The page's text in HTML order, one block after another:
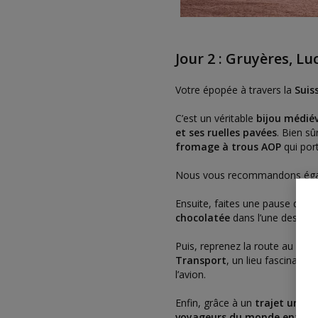
Jour 2 : Gruyères,
Votre épopée à travers la
C’est un véritable bijou
et ses ruelles pavées. Bien
fromage à trous AOP qui
Nous vous recommandons
Ensuite, faites une pause
chocolatée dans l’une des
Puis, reprenez la route au
Transport, un lieu fascinant.
l’avion.
Enfin, grâce à un trajet